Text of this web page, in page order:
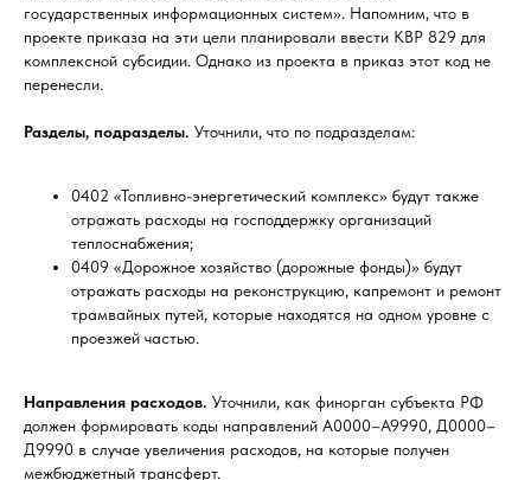
государственных информационных систем». Напомним, что в
проекте приказа на эти цели планировали ввести КВР 829 для
комплексной субсидии. Однако из проекта в приказ этот код не
перенесли.
Разделы, подразделы. Уточнили, что по подразделам:
0402 «Топливно-энергетический комплекс» будут также
отражать расходы на господдержку организаций
теплоснабжения;
0409 «Дорожное хозяйство (дорожные фонды)» будут
отражать расходы на реконструкцию, капремонт и ремонт
трамвайных путей, которые находятся на одном уровне с
проезжей частью.
Направления расходов. Уточнили, как финорган субъекта РФ
должен формировать коды направлений А0000–А9990, Д0000–
Д9990 в случае увеличения расходов, на которые получен
межбюджетный трансферт.